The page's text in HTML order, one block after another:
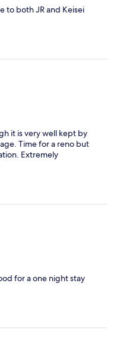
to both JR and Keisei
it is very well kept by
Time for a reno but
Extremely
for a one night stay